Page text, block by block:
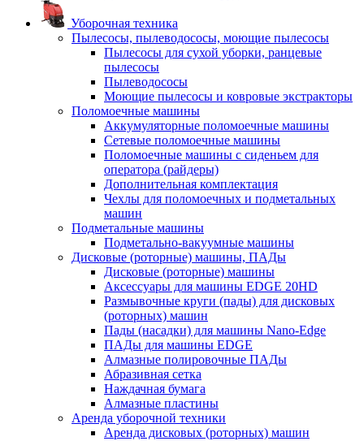
Уборочная техника
Пылесосы, пылеводососы, моющие пылесосы
Пылесосы для сухой уборки, ранцевые
пылесосы
Пылеводососы
Моющие пылесосы и ковровые экстракторы
Поломоечные машины
Аккумуляторные поломоечные машины
Сетевые поломоечные машины
Поломоечные машины с сиденьем для
оператора (райдеры)
Дополнительная комплектация
Чехлы для поломоечных и подметальных
машин
Подметальные машины
Подметально-вакуумные машины
Дисковые (роторные) машины, ПАДы
Дисковые (роторные) машины
Аксессуары для машины EDGE 20HD
Размывочные круги (пады) для дисковых
(роторных) машин
Пады (насадки) для машины Nano-Edge
ПАДы для машины EDGE
Алмазные полировочные ПАДы
Абразивная сетка
Наждачная бумага
Алмазные пластины
Аренда уборочной техники
Аренда дисковых (роторных) машин